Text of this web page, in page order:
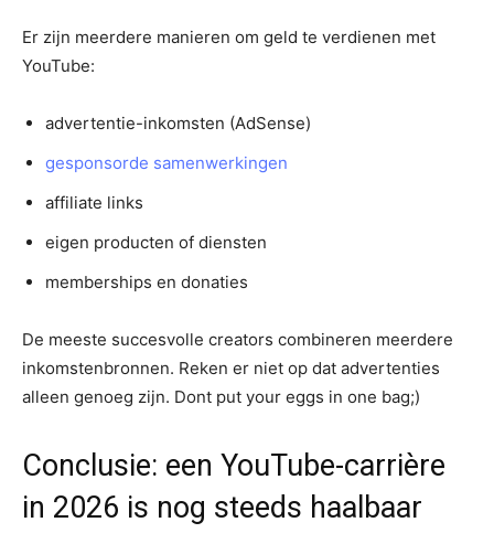
Er zijn meerdere manieren om geld te verdienen met
YouTube:
advertentie-inkomsten (AdSense)
gesponsorde samenwerkingen
affiliate links
eigen producten of diensten
memberships en donaties
De meeste succesvolle creators combineren meerdere
inkomstenbronnen. Reken er niet op dat advertenties
alleen genoeg zijn. Dont put your eggs in one bag;)
Conclusie: een YouTube-carrière
in 2026 is nog steeds haalbaar